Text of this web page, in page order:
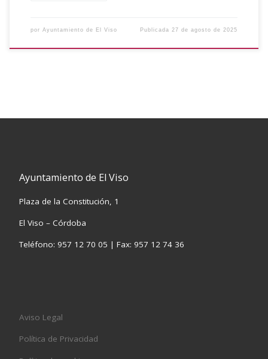
por Ayuntamiento de El Viso Publicada 27 de agosto de 2025
Ayuntamiento de El Viso
Plaza de la Constitución, 1
El Viso – Córdoba
Teléfono: 957 12 70 05 | Fax: 957 12 74 36
Aviso Legal
Política de Privacidad